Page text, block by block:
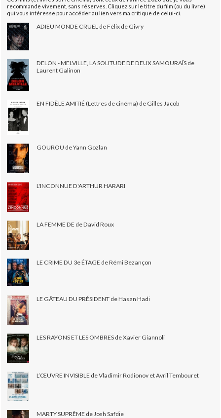
recommande vivement, sans réserves. Cliquez sur le titre du film (ou du livre)
qui vous intéresse pour accéder au lien vers ma critique de celui-ci.
ADIEU MONDE CRUEL de Félix de Givry
DELON - MELVILLE, LA SOLITUDE DE DEUX SAMOURAÏS de
Laurent Galinon
EN FIDÈLE AMITIÉ (Lettres de cinéma) de Gilles Jacob
GOUROU de Yann Gozlan
L'INCONNUE D'ARTHUR HARARI
LA FEMME DE de David Roux
LE CRIME DU 3e ÉTAGE de Rémi Bezançon
LE GÂTEAU DU PRÉSIDENT de Hasan Hadi
LES RAYONS ET LES OMBRES de Xavier Giannoli
L’ŒUVRE INVISIBLE de Vladimir Rodionov et Avril Tembouret
MARTY SUPRÊME de Josh Safdie